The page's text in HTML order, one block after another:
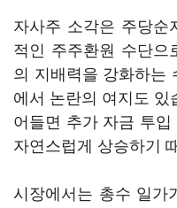
자사주 소각은 주당순
적인 주주환원 수단으
의 지배력을 강화하는
에서 논란의 여지도 있
어들면 추가 자금 투입
자연스럽게 상승하기
시장에서는 총수 일가